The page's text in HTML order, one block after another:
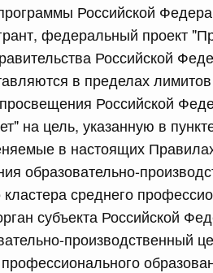
Российской
федеральный проект
Российской
в пределах
Российской
на цель, указанную в
в настоящих
образовательно-
кластера среднего
субъекта Российской
производственный
профессионального
Федерации от
Российской Федерации от
понедельник
Федерации от 20.07.2026
Российской Федерации от 1
июля, суббота
Федерации от